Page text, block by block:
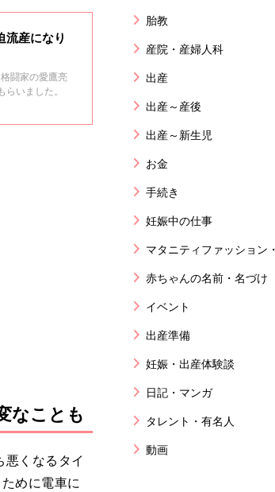
流産になり
闘家の愛鷹亮
いました。
なことも
くなるタイ
めに電車に
胎教
産院・産婦人科
出産
出産～産後
出産～新生児
お金
手続き
妊娠中の仕事
マタニティファッション
赤ちゃんの名前・名づけ
イベント
出産準備
妊娠・出産体験談
日記・マンガ
タレント・有名人
動画